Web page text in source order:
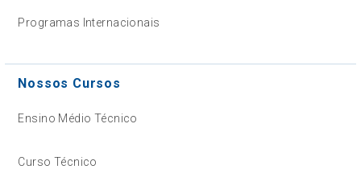
Programas Internacionais
Nossos Cursos
Ensino Médio Técnico
Curso Técnico